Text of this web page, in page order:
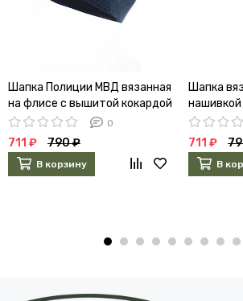
Шапка Полиции МВД вязанная
на флисе с вышитой кокардой
(синяя)
0
711 ₽ 790 ₽
В корзину
Шапка
(синяя)
711 ₽
В